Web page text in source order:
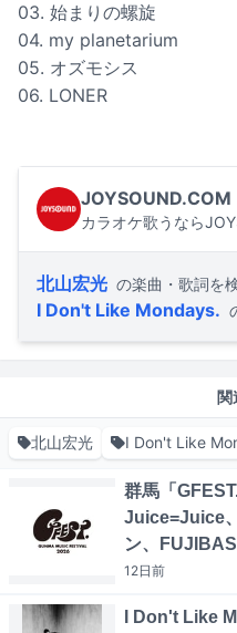
03. 始まりの螺旋
04. my planetarium
05. オズモシス
06. LONER
JOYSOUND.COM
カラオケ歌うなら
北山宏光 の楽曲・歌詞を
I Don't Like Mondays.
北山宏光 I Don't Like
群馬「
Juice=Juice
ン、
12日前
I Don't Like